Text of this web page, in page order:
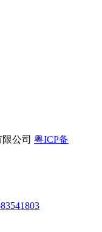
公司 粤ICP备